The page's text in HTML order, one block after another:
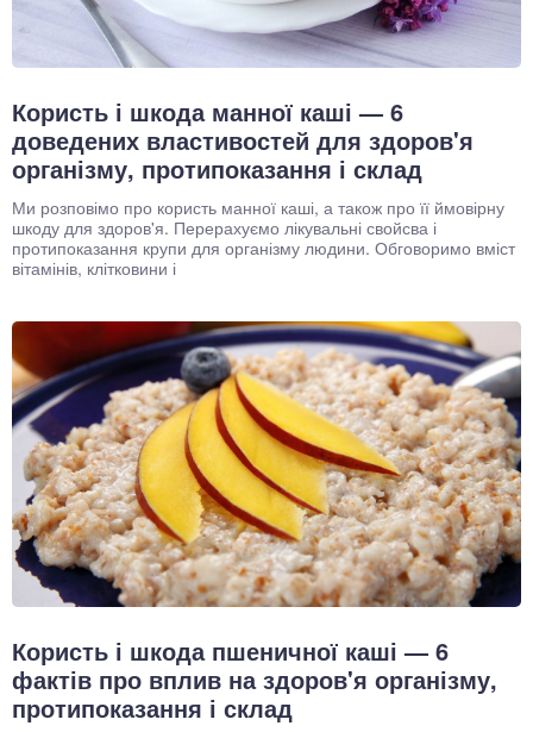
Користь і шкода манної каші — 6
доведених властивостей для здоров'я
організму, протипоказання і склад
Ми розповімо про користь манної каші, а також про її ймовірну
шкоду для здоров'я. Перерахуємо лікувальні свойсва і
протипоказання крупи для організму людини. Обговоримо вміст
вітамінів, клітковини і
Користь і шкода пшеничної каші — 6
фактів про вплив на здоров'я організму,
протипоказання і склад